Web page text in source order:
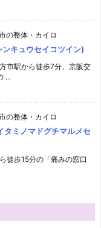
の整体・カイロ
キュウセイコツイン)
市駅から徒歩7分、京阪交
...
の整体・カイロ
タミノマドグチマルメセ
徒歩15分の「痛みの窓口